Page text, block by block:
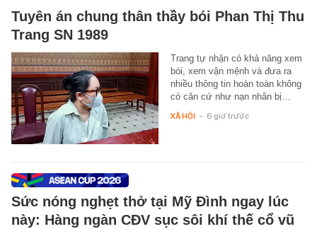
Tuyên án chung thân thầy bói Phan Thị Thu
Trang SN 1989
Trang tự nhận có khả năng xem
bói, xem vận mệnh và đưa ra
nhiều thông tin hoàn toàn không
có căn cứ như nạn nhân bị…
XÃ HỘI - 6 giờ trước
Sức nóng nghẹt thở tại Mỹ Đình ngay lúc
này: Hàng ngàn CĐV sục sôi khí thế cổ vũ